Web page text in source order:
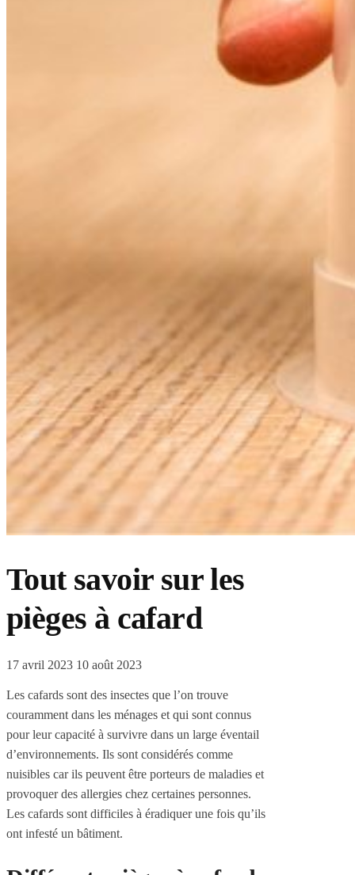
Tout savoir sur les
pièges à cafard
17 avril 2023 10 août 2023
Les cafards sont des insectes que l’on trouve
couramment dans les ménages et qui sont connus
pour leur capacité à survivre dans un large éventail
d’environnements. Ils sont considérés comme
nuisibles car ils peuvent être porteurs de maladies et
provoquer des allergies chez certaines personnes.
Les cafards sont difficiles à éradiquer une fois qu’ils
ont infesté un bâtiment.